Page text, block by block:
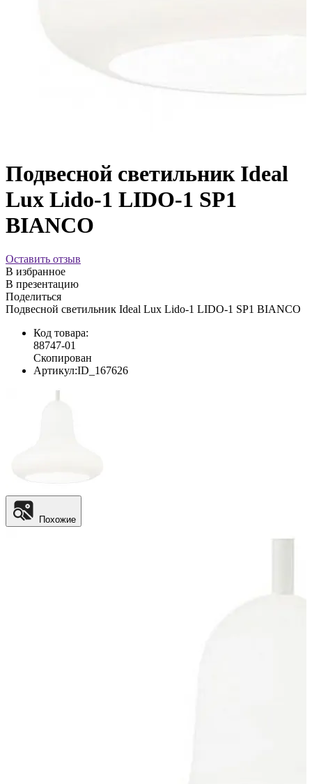
Подвесной светильник Ideal
Lux Lido-1 LIDO-1 SP1
BIANCO
Оставить отзыв
В избранное
В презентацию
Поделиться
Подвесной светильник Ideal Lux Lido-1 LIDO-1 SP1 BIANCO
Код товара:
88747-01
Скопирован
Артикул:ID_167626
Похожие